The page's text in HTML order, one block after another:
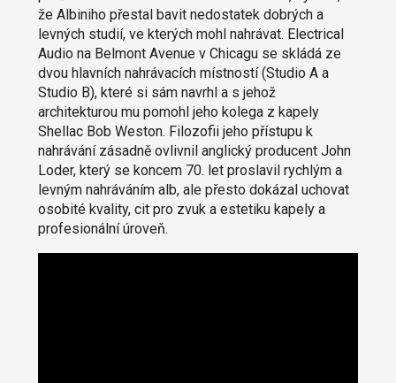
že Albiniho přestal bavit nedostatek dobrých a
levných studií, ve kterých mohl nahrávat. Electrical
Audio na Belmont Avenue v Chicagu se skládá ze
dvou hlavních nahrávacích místností (Studio A a
Studio B), které si sám navrhl a s jehož
architekturou mu pomohl jeho kolega z kapely
Shellac Bob Weston. Filozofii jeho přístupu k
nahrávání zásadně ovlivnil anglický producent John
Loder, který se koncem 70. let proslavil rychlým a
levným nahráváním alb, ale přesto dokázal uchovat
osobité kvality, cit pro zvuk a estetiku kapely a
profesionální úroveň.